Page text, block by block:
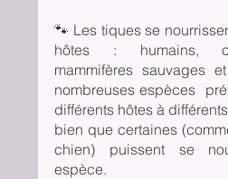
🐾 Les tiques se
hôtes : humains,
mammifères sauvages
nombreuses espèces
différents hôtes à
bien que certaines
chien) puissent se
espèce.